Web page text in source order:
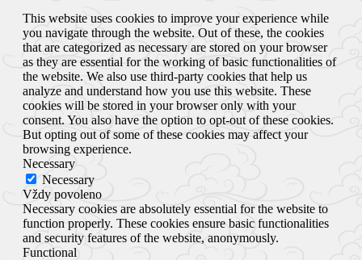
This website uses cookies to improve your experience while
you navigate through the website. Out of these, the cookies
that are categorized as necessary are stored on your browser
as they are essential for the working of basic functionalities of
the website. We also use third-party cookies that help us
analyze and understand how you use this website. These
cookies will be stored in your browser only with your
consent. You also have the option to opt-out of these cookies.
But opting out of some of these cookies may affect your
browsing experience.
Necessary
Necessary
Vždy povoleno
Necessary cookies are absolutely essential for the website to
function properly. These cookies ensure basic functionalities
and security features of the website, anonymously.
Functional